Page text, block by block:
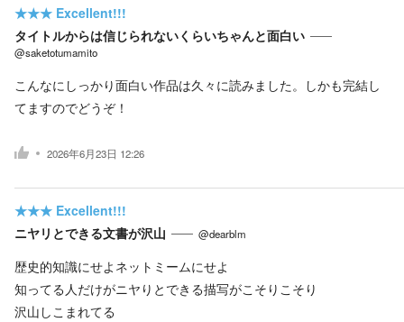
★★★ Excellent!!!
タイトルからは信じられないくらいちゃんと面白い
@saketotumamito
こんなにしっかり面白い作品は久々に読みました。しかも完結し
てますのでどうぞ！
2026年6月23日 12:26
★★★ Excellent!!!
ニヤリとできる文書が沢山
@dearblm
歴史的知識にせよネットミームにせよ
知ってる人だけがニヤりとできる描写がこそりこそり
沢山しこまれてる